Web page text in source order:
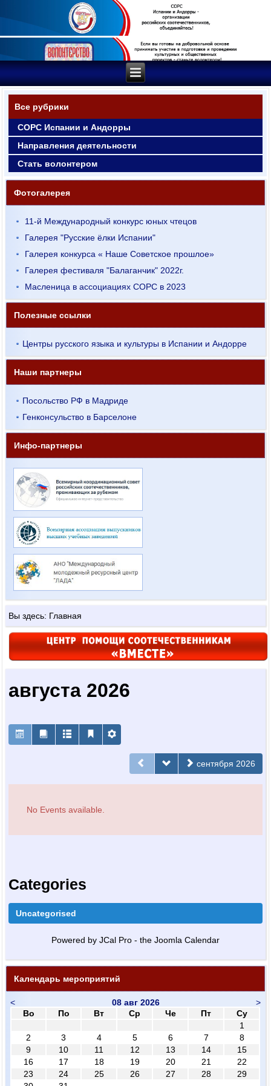
Все рубрики
СОРС Испании и Андорры
Направления деятельности
Стать волонтером
Фотогалерея
11-й Международный конкурс юных чтецов
Галерея "Русские ёлки Испании"
Галерея конкурса « Наше Советское прошлое»
Галерея фестиваля "Балаганчик" 2022г.
Масленица в ассоциациях СОРС в 2023
Полезные ссылки
Центры русского языка и культуры в Испании и Андорре
Наши партнеры
Посольство РФ в Мадриде
Генконсульство в Барселоне
Инфо-партнеры
Вы здесь: Главная
августа 2026
сентября 2026
No Events available.
Categories
Uncategorised
Powered by JCal Pro - the Joomla Calendar
Календарь мероприятий
< >
08 авг 2026
Во
По Вт Ср Че Пт
Су
1
2
3 4 5 6 7
8
9
10 11 12 13 14
15
16
17 18 19 20 21
22
23
24 25 26 27 28
29